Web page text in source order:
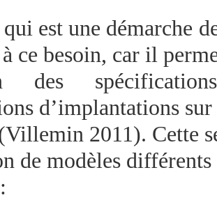
est une démarche
ce besoin, car il
des
d’implantations
2011). Cette
de modèles différents